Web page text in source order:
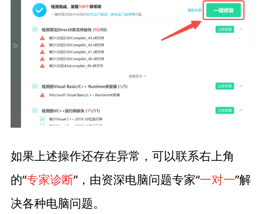
如果上述操作还存在异常，可以联系右上角
的“专家诊断”，由资深电脑问题专家“一对一”解
决各种电脑问题。